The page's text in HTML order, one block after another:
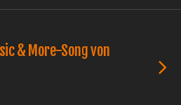
& More-Song von